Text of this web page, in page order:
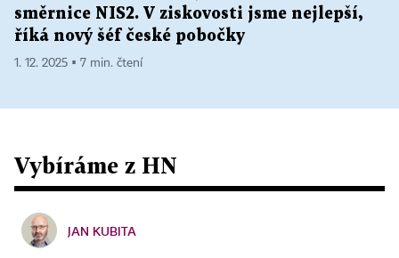
směrnice NIS2. V ziskovosti jsme nejlepší,
říká nový šéf české pobočky
1. 12. 2025 ▪ 7 min. čtení
Vybíráme z HN
JAN KUBITA